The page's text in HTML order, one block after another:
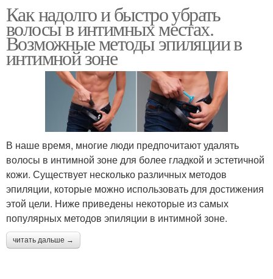
Как надолго и быстро убрать
волосы в интимных местах.
Возможные методы эпиляции в
интимной зоне
В наше время, многие люди предпочитают удалять
волосы в интимной зоне для более гладкой и эстетичной
кожи. Существует несколько различных методов
эпиляции, которые можно использовать для достижения
этой цели. Ниже приведены некоторые из самых
популярных методов эпиляции в интимной зоне.
читать дальше →